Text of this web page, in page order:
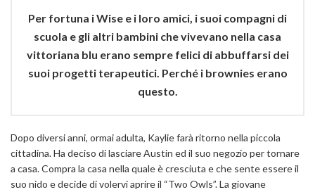
Per fortuna i Wise e i loro amici, i suoi compagni di
scuola e gli altri bambini che vivevano nella casa
vittoriana blu erano sempre felici di abbuffarsi dei
suoi progetti terapeutici. Perché i brownies erano
questo.
Dopo diversi anni, ormai adulta, Kaylie farà ritorno nella piccola
cittadina. Ha deciso di lasciare Austin ed il suo negozio per tornare
a casa. Compra la casa nella quale è cresciuta e che sente essere il
suo nido e decide di volervi aprire il “Two Owls”. La giovane